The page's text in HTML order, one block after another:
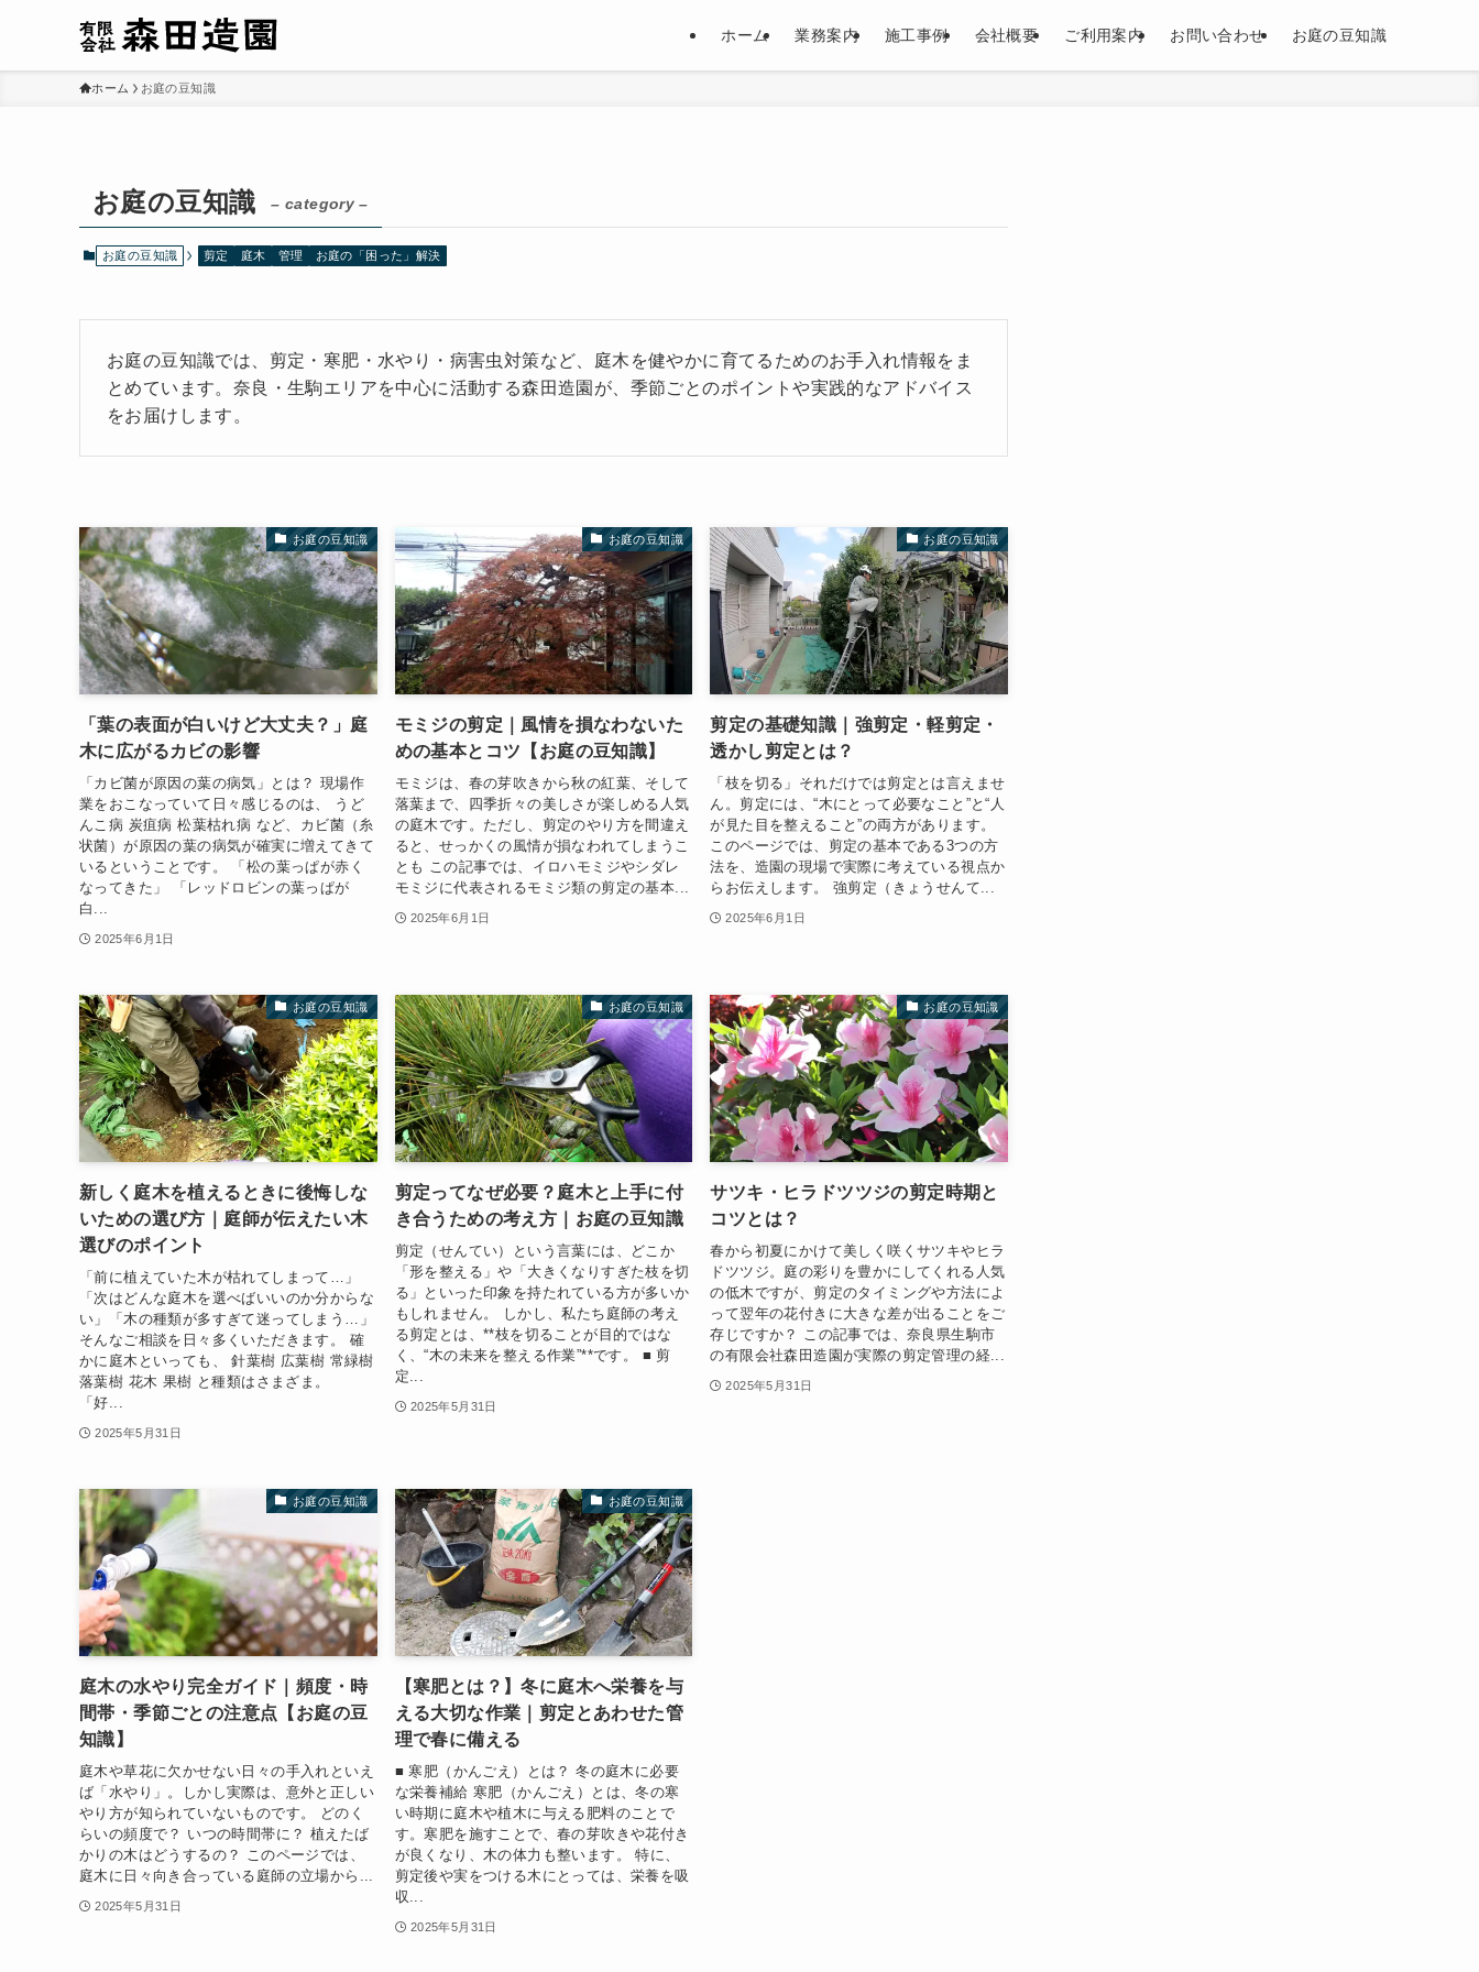
ホーム 業務案内 施工事例 会社概要 ご利用案内 お問い合わせ お庭の豆知識
ホーム お庭の豆知識
お庭の豆知識 – category –
お庭の豆知識 剪定 庭木 管理 お庭の「困った」解決
お庭の豆知識では、剪定・寒肥・水やり・病害虫対策など、庭木を健やかに育てるためのお手入れ情報をま
とめています。奈良・生駒エリアを中心に活動する森田造園が、季節ごとのポイントや実践的なアドバイス
をお届けします。
お庭の豆知識
「葉の表面が白いけど大丈夫？」庭
木に広がるカビの影響
「カビ菌が原因の葉の病気」とは？ 現場作
業をおこなっていて日々感じるのは、 うど
んこ病 炭疽病 松葉枯れ病 など、カビ菌（糸
状菌）が原因の葉の病気が確実に増えてきて
いるということです。 「松の葉っぱが赤く
なってきた」 「レッドロビンの葉っぱが
白...
2025年6月1日
お庭の豆知識
モミジの剪定｜風情を損なわないた
めの基本とコツ【お庭の豆知識】
モミジは、春の芽吹きから秋の紅葉、そして
落葉まで、四季折々の美しさが楽しめる人気
の庭木です。ただし、剪定のやり方を間違え
ると、せっかくの風情が損なわれてしまうこ
とも この記事では、イロハモミジやシダレ
モミジに代表されるモミジ類の剪定の基本...
2025年6月1日
お庭の豆知識
剪定の基礎知識｜強剪定・軽剪定・
透かし剪定とは？
「枝を切る」それだけでは剪定とは言えませ
ん。剪定には、“木にとって必要なこと”と“人
が見た目を整えること”の両方があります。
このページでは、剪定の基本である3つの方
法を、造園の現場で実際に考えている視点か
らお伝えします。 強剪定（きょうせんて...
2025年6月1日
お庭の豆知識
新しく庭木を植えるときに後悔しな
いための選び方｜庭師が伝えたい木
選びのポイント
「前に植えていた木が枯れてしまって…」
「次はどんな庭木を選べばいいのか分からな
い」「木の種類が多すぎて迷ってしまう…」
そんなご相談を日々多くいただきます。 確
かに庭木といっても、 針葉樹 広葉樹 常緑樹
落葉樹 花木 果樹 と種類はさまざま。
「好...
2025年5月31日
お庭の豆知識
剪定ってなぜ必要？庭木と上手に付
き合うための考え方｜お庭の豆知識
剪定（せんてい）という言葉には、どこか
「形を整える」や「大きくなりすぎた枝を切
る」といった印象を持たれている方が多いか
もしれません。 しかし、私たち庭師の考え
る剪定とは、**枝を切ることが目的ではな
く、“木の未来を整える作業”**です。 ■ 剪
定...
2025年5月31日
お庭の豆知識
サツキ・ヒラドツツジの剪定時期と
コツとは？
春から初夏にかけて美しく咲くサツキやヒラ
ドツツジ。庭の彩りを豊かにしてくれる人気
の低木ですが、剪定のタイミングや方法によ
って翌年の花付きに大きな差が出ることをご
存じですか？ この記事では、奈良県生駒市
の有限会社森田造園が実際の剪定管理の経...
2025年5月31日
お庭の豆知識
庭木の水やり完全ガイド｜頻度・時
間帯・季節ごとの注意点【お庭の豆
知識】
庭木や草花に欠かせない日々の手入れといえ
ば「水やり」。しかし実際は、意外と正しい
やり方が知られていないものです。 どのく
らいの頻度で？ いつの時間帯に？ 植えたば
かりの木はどうするの？ このページでは、
庭木に日々向き合っている庭師の立場から...
2025年5月31日
お庭の豆知識
【寒肥とは？】冬に庭木へ栄養を与
える大切な作業｜剪定とあわせた管
理で春に備える
■ 寒肥（かんごえ）とは？ 冬の庭木に必要
な栄養補給 寒肥（かんごえ）とは、冬の寒
い時期に庭木や植木に与える肥料のことで
す。寒肥を施すことで、春の芽吹きや花付き
が良くなり、木の体力も整います。 特に、
剪定後や実をつける木にとっては、栄養を吸
収...
2025年5月31日